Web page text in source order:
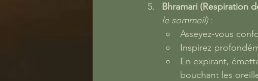
Bhramari (Respiration
le sommeil) :
Asseyez-vous
Inspirez
En expirant,
bouchant les